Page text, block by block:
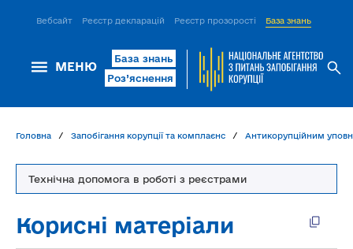
Вебсайт Реєстр декларацій Реєстр прозорості База знань
МЕНЮ
База знань
Роз’яснення
Головна Запобігання корупції та комплаєнс Антикорупційним
Технічна допомога в роботі з реєстрами
Корисні матеріали